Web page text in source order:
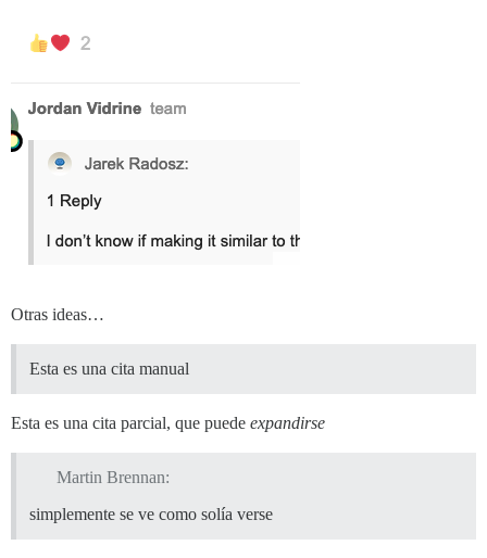
Otras ideas…
Esta es una cita manual
Esta es una cita parcial, que puede expandirse
Martin Brennan:
simplemente se ve como solía verse